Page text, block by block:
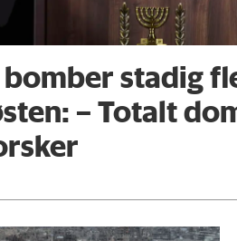
bomber stadig
– Totalt